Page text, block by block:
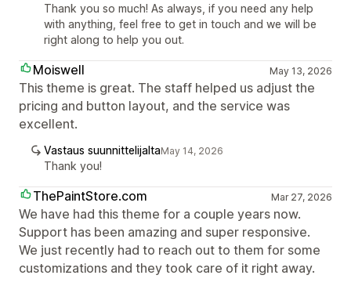
Thank you so much! As always, if you need any help
with anything, feel free to get in touch and we will be
right along to help you out.
Moiswell May 13, 2026
This theme is great. The staff helped us adjust the
pricing and button layout, and the service was
excellent.
Vastaus suunnittelijaltaMay 14, 2026
Thank you!
ThePaintStore.com Mar 27, 2026
We have had this theme for a couple years now.
Support has been amazing and super responsive.
We just recently had to reach out to them for some
customizations and they took care of it right away.